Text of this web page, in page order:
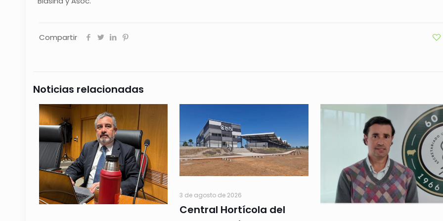
Compartir
Noticias relacionadas
3 de agosto de 2026
Central Hortícola del